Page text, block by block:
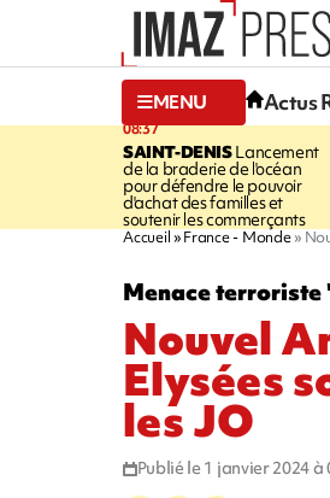
MENU Actus
08:37
SAINT-DENISLancement
de la braderie de l'océan
pour défendre le pouvoir
d'achat des familles et
soutenir les commerçants
Accueil France - Monde
Menace
Nouvel
Elysées
les JO
Publié le 1 janvier 2024 à